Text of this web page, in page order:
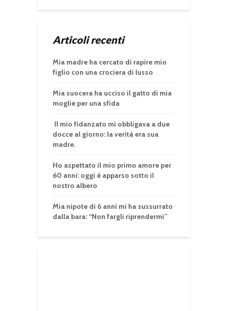
Articoli recenti
Mia madre ha cercato di rapire mio
figlio con una crociera di lusso
Mia suocera ha ucciso il gatto di mia
moglie per una sfida
Il mio fidanzato mi obbligava a due
docce al giorno: la verità era sua
madre.
Ho aspettato il mio primo amore per
60 anni: oggi è apparso sotto il
nostro albero
Mia nipote di 6 anni mi ha sussurrato
dalla bara: “Non fargli riprendermi”